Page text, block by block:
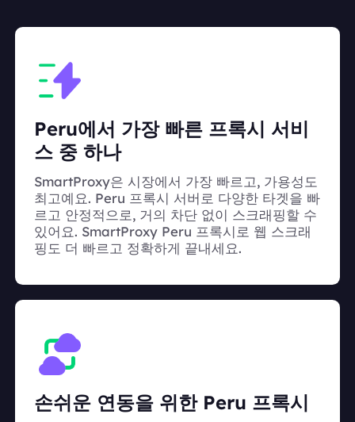
Peru에서 가장 빠른 프록시 서비
스 중 하나
SmartProxy은 시장에서 가장 빠르고, 가용성도
최고예요. Peru 프록시 서버로 다양한 타겟을 빠
르고 안정적으로, 거의 차단 없이 스크래핑할 수
있어요. SmartProxy Peru 프록시로 웹 스크래
핑도 더 빠르고 정확하게 끝내세요.
손쉬운 연동을 위한 Peru 프록시